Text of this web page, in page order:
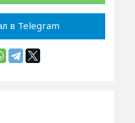
в Telegram